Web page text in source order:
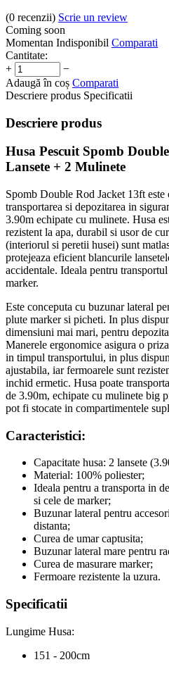
(0 recenzii) Scrie un review
Coming soon
Momentan Indisponibil Comparati
Cantitate:
+
−
Adaugă în coș Comparati
Descriere produs Specificatii
Descriere produs
Husa Pescuit Spomb
Lansete + 2 Mulinete
Spomb Double Rod Jacket 13ft
transportarea si depozitarea in
3.90m echipate cu mulinete. Husa
rezistent la apa, durabil si usor de
(interiorul si peretii husei) sunt
protejeaza eficient blancurile
accidentale. Ideala pentru
marker.
Este conceputa cu buzunar lateral
plute marker si picheti. In plus
dimensiuni mai mari, pentru
Manerele ergonomice asigura o
in timpul transportului, in plus
ajustabila, iar fermoarele sunt
inchid ermetic. Husa poate
de 3.90m, echipate cu mulinete big
pot fi stocate in compartimentele
Caracteristici:
Capacitate husa: 2 lansete
Material: 100% poliester;
Ideala pentru a transporta in
si cele de marker;
Buzunar lateral pentru
distanta;
Curea de umar captusita;
Buzunar lateral mare pentru
Curea de masurare marker;
Fermoare rezistente la uzura.
Specificatii
Lungime Husa:
151 - 200cm